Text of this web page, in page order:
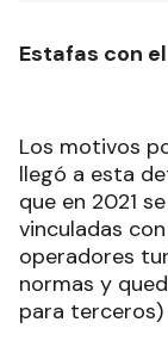
Estafas con
Los motivos
llegó a esta
que en 2021
vinculadas
operadores
normas y
para